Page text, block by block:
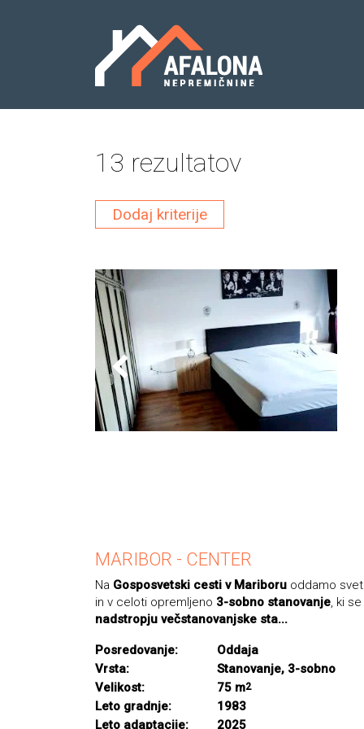
13 rezultatov
Dodaj kriterije
MARIBOR - CENTER
Na Gosposvetski cesti v Mariboru oddamo
in v celoti opremljeno 3-sobno stanovanje, ki
nadstropju večstanovanjske sta...
Posredovanje:
Oddaja
Vrsta:
Stanovanje, 3-sobno
Velikost:
75 m2
Leto gradnje:
1983
Leto adaptacije:
2025